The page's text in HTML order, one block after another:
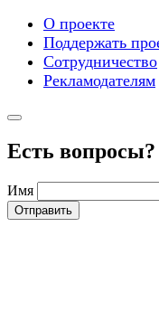
О проекте
Поддержать
Сотрудничество
Рекламодателям
Есть
Имя